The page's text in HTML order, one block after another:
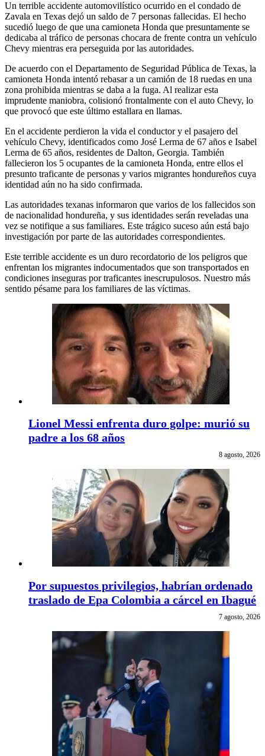
Un terrible accidente automovilístico ocurrido en el condado de
Zavala en Texas dejó un saldo de 7 personas fallecidas. El hecho
sucedió luego de que una camioneta Honda que presuntamente se
dedicaba al tráfico de personas chocara de frente contra un vehículo
Chevy mientras era perseguida por las autoridades.
De acuerdo con el Departamento de Seguridad Pública de Texas, la
camioneta Honda intentó rebasar a un camión de 18 ruedas en una
zona prohibida mientras se daba a la fuga. Al realizar esta
imprudente maniobra, colisionó frontalmente con el auto Chevy, lo
que provocó que este último estallara en llamas.
En el accidente perdieron la vida el conductor y el pasajero del
vehículo Chevy, identificados como José Lerma de 67 años e Isabel
Lerma de 65 años, residentes de Dalton, Georgia. También
fallecieron los 5 ocupantes de la camioneta Honda, entre ellos el
presunto traficante de personas y varios migrantes hondureños cuya
identidad aún no ha sido confirmada.
Las autoridades texanas informaron que varios de los fallecidos son
de nacionalidad hondureña, y sus identidades serán reveladas una
vez se notifique a sus familiares. Este trágico suceso aún está bajo
investigación por parte de las autoridades correspondientes.
Este terrible accidente es un duro recordatorio de los peligros que
enfrentan los migrantes indocumentados que son transportados en
condiciones inseguras por traficantes inescrupulosos. Nuestro más
sentido pésame para los familiares de las víctimas.
Lionel Messi enfrenta duro golpe: murió su
padre a los 68 años
8 agosto, 2026
Por supuestos privilegios, habrían ordenado
traslado de Epa Colombia a cárcel en Ibagué
7 agosto, 2026